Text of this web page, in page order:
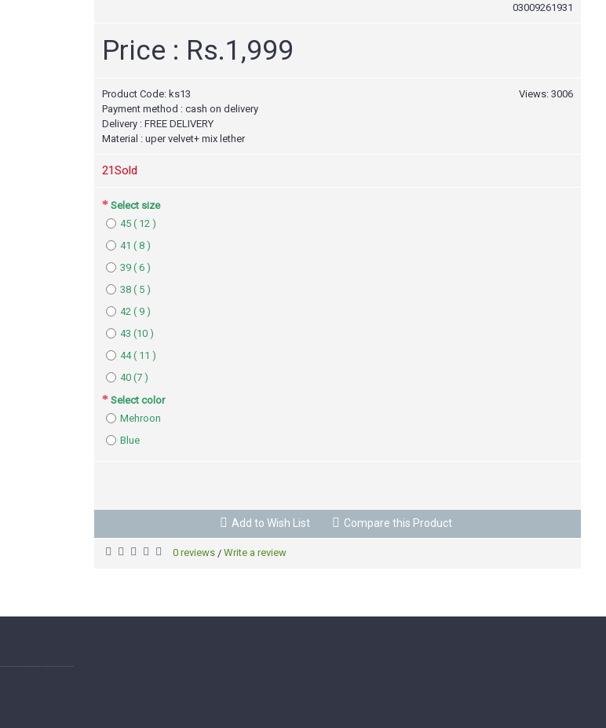
03009261931
Price : Rs.1,999
Views: 3006
Product Code: ks13
Payment method : cash on delivery
Delivery : FREE DELIVERY
Material : uper velvet+ mix lether
21Sold
Select size
45 ( 12 )
41 ( 8 )
39 ( 6 )
38 ( 5 )
42 ( 9 )
43 (10 )
44 ( 11 )
40 (7 )
Select color
Mehroon
Blue
Add to Wish List Compare this Product
0 reviews / Write a review